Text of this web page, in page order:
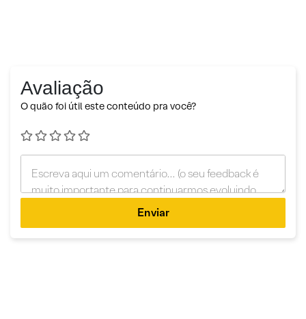
Avaliação
O quão foi útil este conteúdo pra você?
Enviar